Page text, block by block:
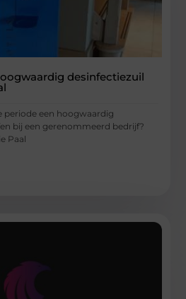
desinfectiezuil
periode een hoogwaardig
bij een gerenommeerd bedrijf?
Paal